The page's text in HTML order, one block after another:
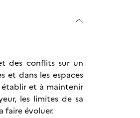
des conflits sur un
et dans les espaces
et à maintenir
les limites de sa
faire évoluer.